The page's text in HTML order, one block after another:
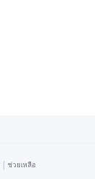
| ช่วยเหลือ